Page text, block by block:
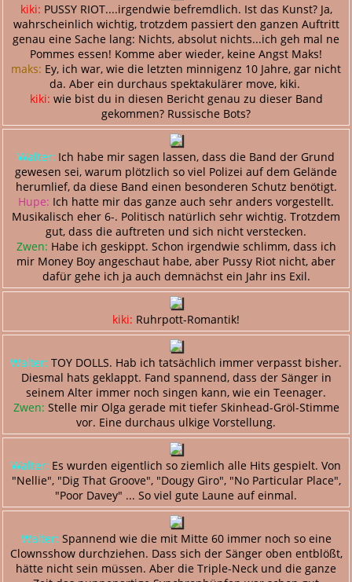
kiki: PUSSY RIOT....irgendwie befremdlich. Ist das Kunst? Ja,
wahrscheinlich wichtig, trotzdem passiert den ganzen Auftritt
genau eine Sache lang: Nichts, absolut nichts...ich geh mal ne
Pommes essen! Komme aber wieder, keine Angst Maks!
maks: Ey, ich war, wie die letzten minnigenz 10 Jahre, gar nicht
da. Aber ein durchaus spektakulärer move, kiki.
kiki: wie bist du in diesen Bericht genau zu dieser Band
gekommen? Russische Bots?
Walter: Ich habe mir sagen lassen, dass die Band der Grund
gewesen sei, warum plötzlich so viel Polizei auf dem Gelände
herumlief, da diese Band einen besonderen Schutz benötigt.
Hupe: Ich hatte mir das ganze auch sehr anders vorgestellt.
Musikalisch eher 6-. Politisch natürlich sehr wichtig. Trotzdem
gut, dass die auftreten und sich nicht verstecken.
Zwen: Habe ich geskippt. Schon irgendwie schlimm, dass ich
mir Money Boy angeschaut habe, aber Pussy Riot nicht, aber
dafür gehe ich ja auch demnächst ein Jahr ins Exil.
kiki: Ruhrpott-Romantik!
Walter: TOY DOLLS. Hab ich tatsächlich immer verpasst bisher.
Diesmal hats geklappt. Fand spannend, dass der Sänger in
seinem Alter immer noch singen kann, wie ein Teenager.
Zwen: Stelle mir Olga gerade mit tiefer Skinhead-Gröl-Stimme
vor. Eine durchaus ulkige Vorstellung.
Walter: Es wurden eigentlich so ziemlich alle Hits gespielt. Von
"Nellie", "Dig That Groove", "Dougy Giro", "No Particular Place",
"Poor Davey" ... So viel gute Laune auf einmal.
Walter: Spannend wie die mit Mitte 60 immer noch so eine
Clownsshow durchziehen. Dass sich der Sänger oben entblößt,
hätte nicht sein müssen. Aber die Triple-Neck und die ganze